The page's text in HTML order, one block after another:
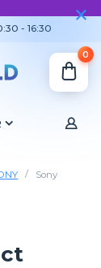
- 16:30
0
Sony